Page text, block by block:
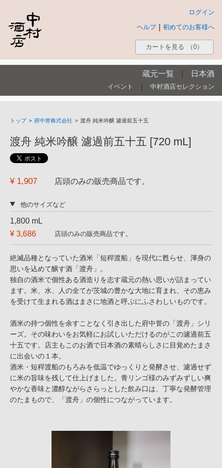
ログイン
初めてのお客様へ
ヘルプ
カートを見る （0）
蔵元一覧 日本酒
イベント 中村酒店セレクション
トップ > 府中誉株式会社 > 渡舟 純米吟醸 濾過前五十五
渡舟 純米吟醸 濾過前五十五 [720 mL]
¥ 1,907 店頭のみの販売商品です。
他のサイズなど
1,800 mL
¥ 3,686
店頭のみの販売商品です。
絶滅品種となっていた酒米「短稈渡船」を現代に甦らせ、渾身の
思いを込めて醸す酒「渡舟」。
独自の酒米で個性ある酒造りを志す蔵元の熱い思いが詰まってい
ます。米、水、人の全てが茨城の豊かな大地に育まれ、その恵み
を受けて生まれる酒はまさに地酒と呼ぶにふさわしいものです。
酒米の持つ個性を余すことなく引き出した府中誉の「渡舟」シリ
ーズ。その味わいをお気軽にお試しいただけるのがこの濾過前五
十五です。店主もこのお酒で日本酒の素晴らしさに目覚めたまさ
に出会いの１本。
酒米・短稈渡船のもろみを低温でゆっくりと発酵させ、濾過せず
に米の旨味を残して仕上げました。青リンゴ様のみずみずしい爽
やかな香味と濃醇ながらさらっとした飲み口は、丁寧な発酵管理
のたまもので、「渡舟」の個性につながっています。